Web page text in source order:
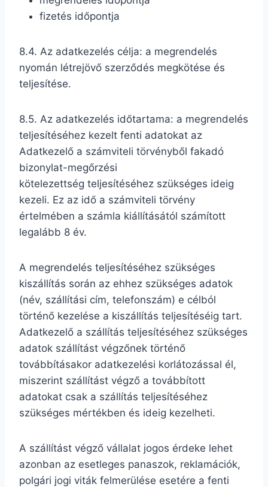
fizetés időpontja
8.4. Az adatkezelés célja: a megrendelés
nyomán létrejövő szerződés megkötése és
teljesítése.
8.5. Az adatkezelés időtartama: a megrendelés
teljesítéséhez kezelt fenti adatokat az
Adatkezelő a számviteli törvényből fakadó
bizonylat-megőrzési
kötelezettség teljesítéséhez szükséges ideig
kezeli. Ez az idő a számviteli törvény
értelmében a számla kiállításától számított
legalább 8 év.
A megrendelés teljesítéséhez szükséges
kiszállítás során az ehhez szükséges adatok
(név, szállítási cím, telefonszám) e célból
történő kezelése a kiszállítás teljesítéséig tart.
Adatkezelő a szállítás teljesítéséhez szükséges
adatok szállítást végzőnek történő
továbbításakor adatkezelési korlátozással él,
miszerint szállítást végző a továbbított
adatokat csak a szállítás teljesítéséhez
szükséges mértékben és ideig kezelheti.
A szállítást végző vállalat jogos érdeke lehet
azonban az esetleges panaszok, reklamációk,
polgári jogi viták felmerülése esetére a fenti